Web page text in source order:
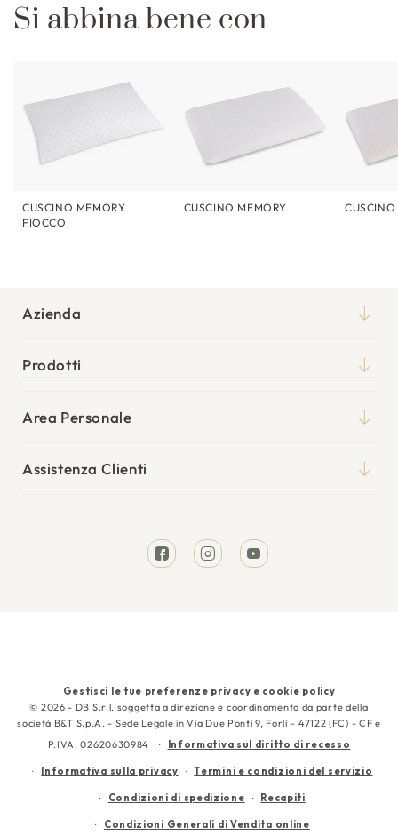
Si abbina bene con
CUSCINO MEMORY
FIOCCO
CUSCINO MEMORY
Azienda
Blog
Prodotti
Cuscini
Area Personale
Assistenza Clienti
FacebookInstagramYouTube
di
pagamento
Gestisci le tue preferenze privacy e cookie policy
© 2026 - DB S.r.l. soggetta a direzione e coordinamento da parte della
società B&T S.p.A. - Sede Legale in Via Due Ponti 9, Forlì – 47122 (FC) - CF e
P.IVA. 02620630984
Informativa sul diritto di recesso
Informativa sulla privacy Termini e condizioni del servizio
Condizioni di spedizione Recapiti
Condizioni Generali di Vendita online